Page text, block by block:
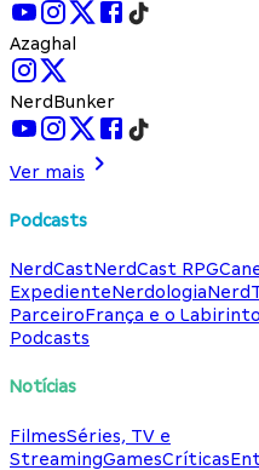
Azaghal
NerdBunker
Ver mais
Podcasts
NerdCastNerdCast RPG
ExpedienteNerdologia
ParceiroFrança e o Labirinto
Podcasts
Notícias
FilmesSéries, TV e
StreamingGamesCríticas